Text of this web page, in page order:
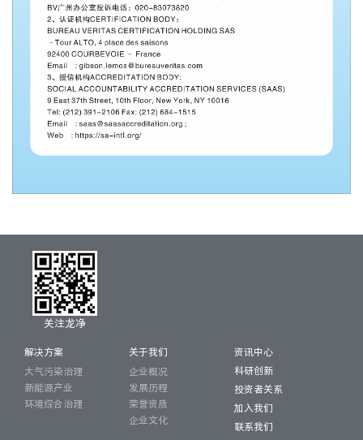
关注龙净
解决方案
大气污染治理
新能源产业
环境综合治理
关于我们
企业概况
发展历程
荣誉资质
企业文化
资讯中心
科研创新
投资者关系
加入我们
联系我们